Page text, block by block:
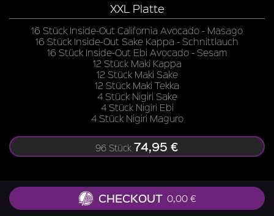
XXL Platte
16 Stück Inside-Out California Avocado - Masago
16 Stück Inside-Out Sake Kappa - Schnittlauch
16 Stück Inside-Out Ebi Avocado - Sesam
12 Stück Maki Kappa
12 Stück Maki Sake
12 Stück Maki Tekka
4 Stück Nigiri Sake
4 Stück Nigiri Ebi
4 Stück Nigiri Maguro
96 Stück 74,95 €
Zu allen Gerichten liefern wir Ingwer, Wasabi, Soja-
CHECKOUT 0,00 €